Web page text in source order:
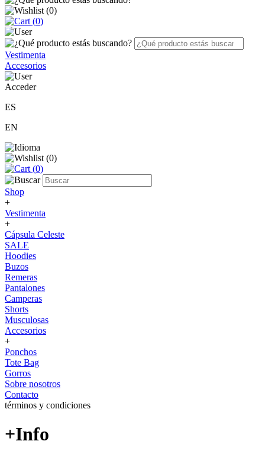
(0)
(0)
Vestimenta
Accesorios
Acceder
ES
EN
(0)
(0)
Shop
+
Vestimenta
+
Cápsula Celeste
SALE
Hoodies
Buzos
Remeras
Pantalones
Camperas
Shorts
Musculosas
Accesorios
+
Ponchos
Tote Bag
Gorros
Sobre nosotros
Contacto
términos y condiciones
+Info